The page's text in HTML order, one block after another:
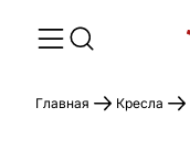
Главная Кресла